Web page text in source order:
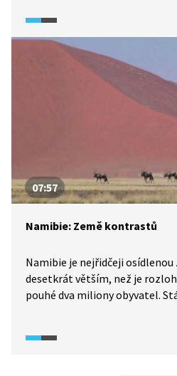
Sahary není pro každého,
zajímavostí. Přijměte naše
návštěvu.
07:57
Namibie: Země kontrastů
Namibie je nejřidčeji osídlenou
desetkrát větším, než je
pouhé dva miliony obyvatel.
která dala zemi jméno. Právě